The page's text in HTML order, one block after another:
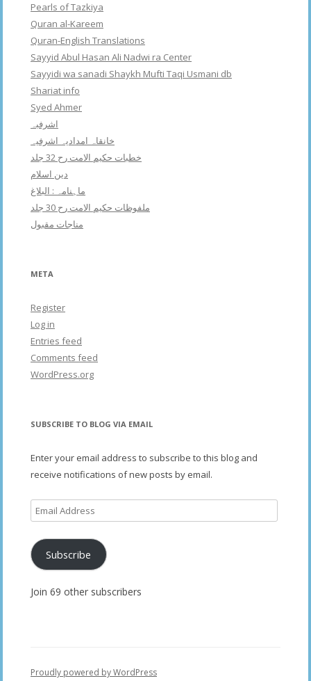
Pearls of Tazkiya
Quran al-Kareem
Quran-English Translations
Sayyid Abul Hasan Ali Nadwi ra Center
Sayyidi wa sanadi Shaykh Mufti Taqi Usmani db
Shariat info
Syed Ahmer
اشرفبہ
خانقاہ امدادیہ اشرفیہ
خطبات حکیم الامت رح 32 جلد
دین اسلام
ماہنامہ : البلاغ
ملفوظات حکیم الامت رح 30 جلد
مناجات مقبول
META
Register
Log in
Entries feed
Comments feed
WordPress.org
SUBSCRIBE TO BLOG VIA EMAIL
Enter your email address to subscribe to this blog and
receive notifications of new posts by email.
Email
Address
Subscribe
Join 69 other subscribers
Proudly powered by WordPress